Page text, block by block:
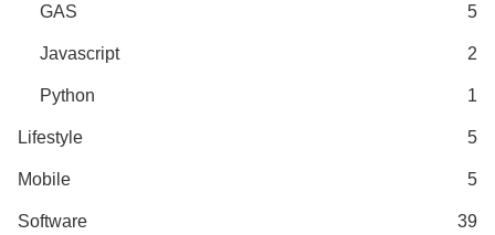
GAS 5
Javascript 2
Python 1
Lifestyle 5
Mobile 5
Software 39